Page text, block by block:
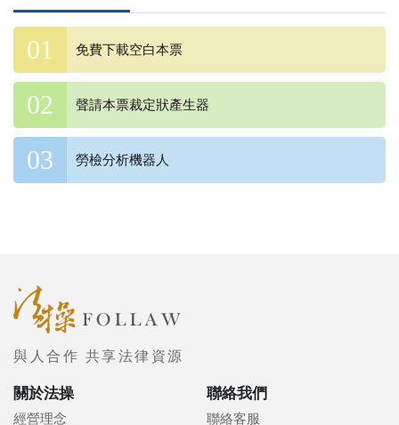
免費下載空白本票
聲請本票裁定狀產生器
勞檢分析機器人
與人合作 共享法律資源
關於法操
經營理念
聯絡我們
聯絡客服